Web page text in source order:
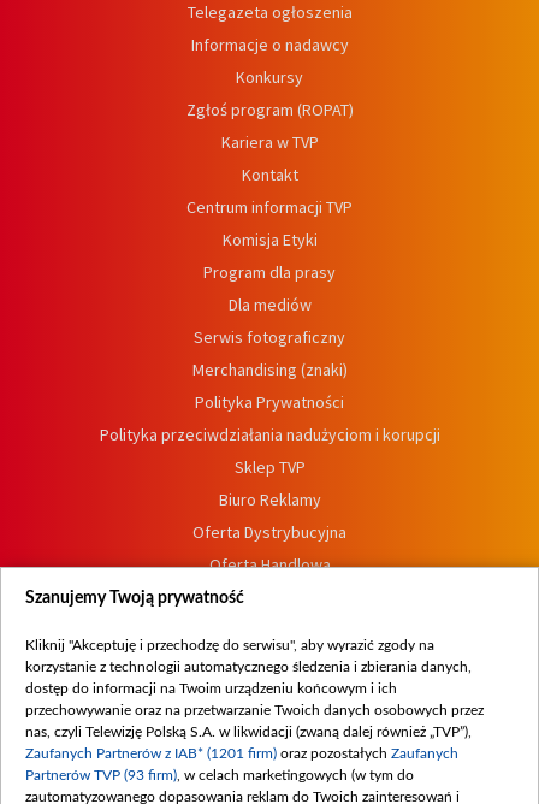
Telegazeta ogłoszenia
Informacje o nadawcy
Konkursy
Zgłoś program (ROPAT)
Kariera w TVP
Kontakt
Centrum informacji TVP
Komisja Etyki
Program dla prasy
Dla mediów
Serwis fotograficzny
Merchandising (znaki)
Polityka Prywatności
Polityka przeciwdziałania nadużyciom i korupcji
Sklep TVP
Biuro Reklamy
Oferta Dystrybucyjna
Oferta Handlowa
Dostępność
Procedura zgłoszeń wewnętrznych
Szanujemy Twoją prywatność
Kliknij "Akceptuję i przechodzę do serwisu", aby wyrazić zgody na
korzystanie z technologii automatycznego śledzenia i zbierania danych,
dostęp do informacji na Twoim urządzeniu końcowym i ich
przechowywanie oraz na przetwarzanie Twoich danych osobowych przez
nas, czyli Telewizję Polską S.A. w likwidacji (zwaną dalej również „TVP”),
Zaufanych Partnerów z IAB* (1201 firm) oraz pozostałych Zaufanych
Partnerów TVP (93 firm) , w celach marketingowych (w tym do
zautomatyzowanego dopasowania reklam do Twoich zainteresowań i